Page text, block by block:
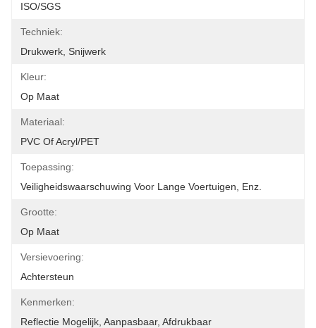
ISO/SGS
Techniek:
Drukwerk, Snijwerk
Kleur:
Op Maat
Materiaal:
PVC Of Acryl/PET
Toepassing:
Veiligheidswaarschuwing Voor Lange Voertuigen, Enz.
Grootte:
Op Maat
Versievoering:
Achtersteun
Kenmerken:
Reflectie Mogelijk, Aanpasbaar, Afdrukbaar